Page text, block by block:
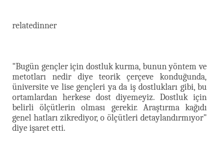
relatedinner
"Bugün gençler için dostluk kurma, bunun yöntem ve
metotları nedir diye teorik çerçeve konduğunda,
üniversite ve lise gençleri ya da iş dostlukları gibi, bu
ortamlardan herkese dost diyemeyiz. Dostluk için
belirli ölçütlerin olması gerekir. Araştırma kağıdı
genel hatları zikrediyor, o ölçütleri detaylandırmıyor"
diye işaret etti.